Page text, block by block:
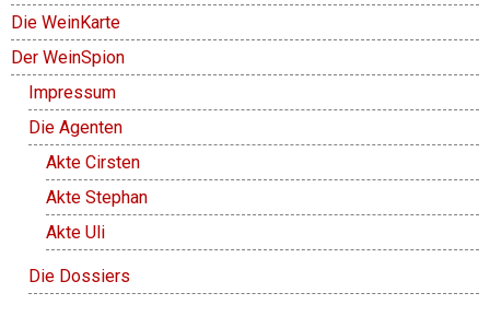
Die WeinKarte
Der WeinSpion
Impressum
Die Agenten
Akte Cirsten
Akte Stephan
Akte Uli
Die Dossiers